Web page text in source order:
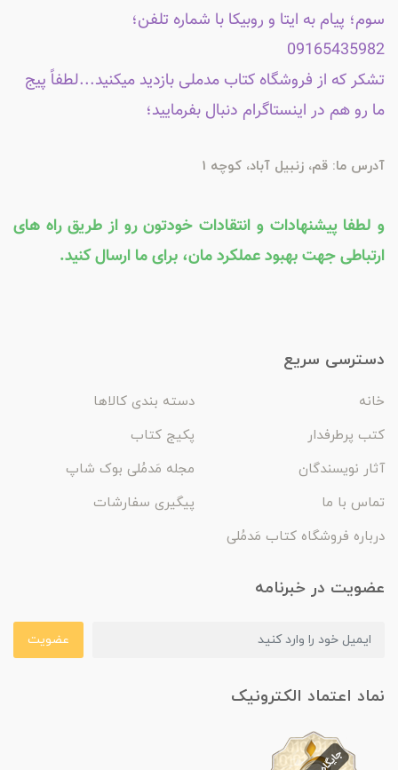
سوم؛ پیام به ایتا و روبیکا با شماره تلفن؛
09165435982
تشکر که از فروشگاه کتاب مدملی بازدید میکنید...لطفاً پیج
ما رو هم در اینستاگرام دنبال بفرمایید؛
آدرس ما: قم، زنبیل آباد، کوچه 1
و لطفا پیشنهادات و انتقادات خودتون رو از طریق راه های
ارتباطی جهت بهبود عملکرد مان، برای ما ارسال کنید.
دسترسی سریع
خانه
دسته بندی کالاها
کتب پرطرفدار
پکیج کتاب
آثار نویسندگان
مجله مَدمُلی بوک شاپ
تماس با ما
پیگیری سفارشات
درباره فروشگاه کتاب مَدمُلی
عضویت در خبرنامه
عضویت
نماد اعتماد الکترونیک